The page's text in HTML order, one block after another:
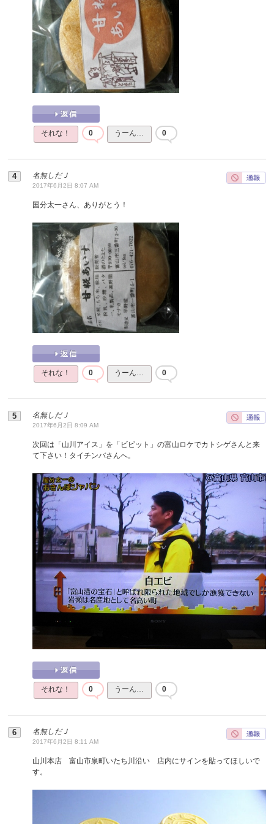
それな！ 0 うーん… 0
名無しだＪ
2017年6月2日 8:07 AM
国分太一さん、ありがとう！
それな！ 0 うーん… 0
名無しだＪ
2017年6月2日 8:09 AM
次回は「山川アイス」を「ビビット」の富山ロケでカトシゲさんと来
て下さい！タイチンバさんへ。
それな！ 0 うーん… 0
名無しだＪ
2017年6月2日 8:11 AM
山川本店 富山市泉町いたち川沿い 店内にサインを貼ってほしいで
す。